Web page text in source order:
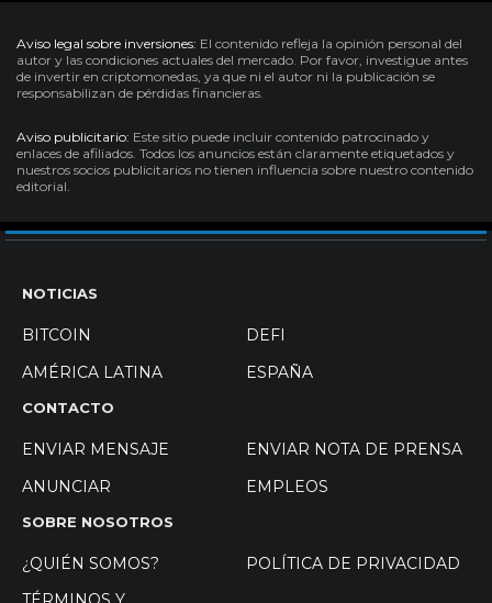
Aviso legal sobre inversiones: El contenido refleja la opinión personal del
autor y las condiciones actuales del mercado. Por favor, investigue antes
de invertir en criptomonedas, ya que ni el autor ni la publicación se
responsabilizan de pérdidas financieras.
Aviso publicitario: Este sitio puede incluir contenido patrocinado y
enlaces de afiliados. Todos los anuncios están claramente etiquetados y
nuestros socios publicitarios no tienen influencia sobre nuestro contenido
editorial.
NOTICIAS
BITCOIN
DEFI
AMÉRICA LATINA
ESPAÑA
CONTACTO
ENVIAR MENSAJE
ENVIAR NOTA DE PRENSA
ANUNCIAR
EMPLEOS
SOBRE NOSOTROS
¿QUIÉN SOMOS?
POLÍTICA DE PRIVACIDAD